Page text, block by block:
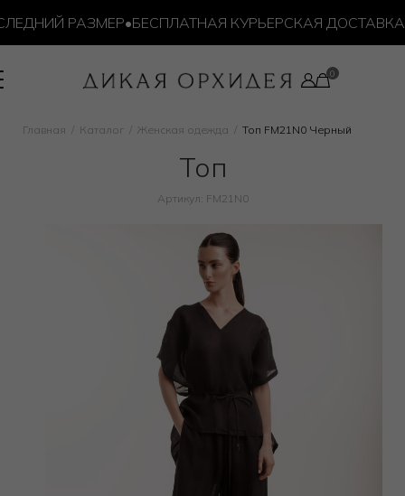
РАЗМЕР•БЕСПЛАТНАЯ КУРЬЕРСКАЯ ДОСТАВКА
Главная Каталог Женская одежда Топ FM21N0 Черный
Топ
Артикул: FM21N0